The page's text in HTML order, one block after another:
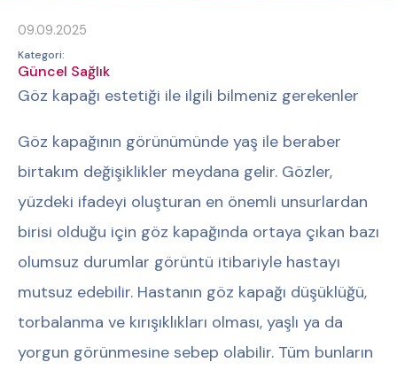
09.09.2025
Kategori:
Güncel Sağlık
Göz kapağı estetiği ile ilgili bilmeniz gerekenler
Göz kapağının görünümünde yaş ile beraber
birtakım değişiklikler meydana gelir. Gözler,
yüzdeki ifadeyi oluşturan en önemli unsurlardan
birisi olduğu için göz kapağında ortaya çıkan bazı
olumsuz durumlar görüntü itibariyle hastayı
mutsuz edebilir. Hastanın göz kapağı düşüklüğü,
torbalanma ve kırışıklıkları olması, yaşlı ya da
yorgun görünmesine sebep olabilir. Tüm bunların